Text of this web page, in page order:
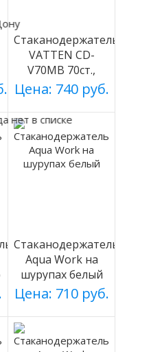
Стаканодержатель
VATTEN CD-
V70MB 70ст.,
черный, магнит.
Цена: 740 руб.
Стаканодержатель
Aqua Work на
шурупах белый
Цена: 710 руб.
нет в списке